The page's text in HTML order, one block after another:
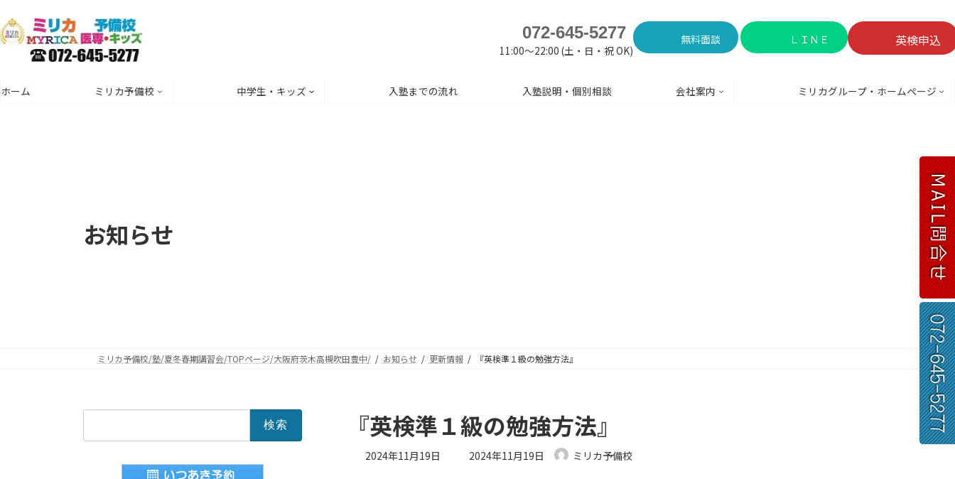
ン
テ
へ
ビ
ゲ
ョ
072-645-5277
11:00～22:00 (土・日・祝 OK)
無料面談 ＬＩＮＥ 英検申込
ホーム ミリカ予備校 中学生・キッズ 入塾までの流れ 入塾説明・個別相談 会社案内 ミリカグループ・ホームページ
お知らせ
ミリカ予備校/塾/夏冬春期講習会/TOPページ/大阪府茨木高槻吹田豊中/ お知らせ 更新情報 『英検準１級の勉強方法』
『英検準１級の勉強方法』
2024年11月19日
最
2024年11月19日 ミリカ予備校